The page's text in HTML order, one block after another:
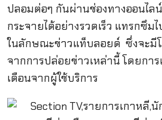
ปลอมต่อๆ กันผ่านช่องทางออนไล
กระจายได้อย่างรวดเร็ว แทรกซึม
ในลักษณะข่าวแท็บลอยด์ ซึ่งจะมีโ
จากการปล่อยข่าวเหล่านี้ โดยกา
เดือนจากผู้ใช้บริการ